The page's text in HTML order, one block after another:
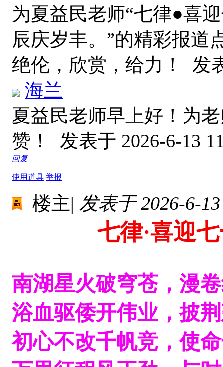
为夏益民老师“七律●喜
辰庆岁丰。”的精彩报道
绝伦，欣赏，给力！ 发
海兰
夏益民老师早上好！为
赞！ 发表于 2026-6-13
回复
使用道具 举报
楼主| 发表于 2026-6-
七律·喜迎
南湖星火破穹苍，漫
浴血驱倭开伟业，披
初心不改千帆竞，使